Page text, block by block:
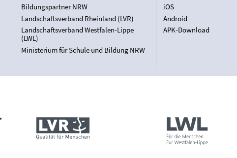
Bildungspartner NRW
Landschaftsverband Rheinland (LVR)
Landschaftsverband Westfalen-Lippe
(LWL)
Ministerium für Schule und Bildung NRW
iOS
Android
APK-Download